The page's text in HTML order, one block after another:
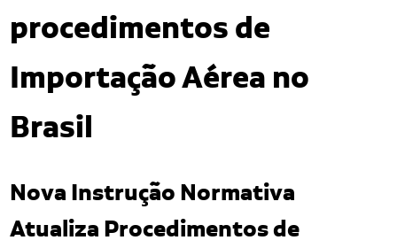
procedimentos de
Importação Aérea no
Brasil
Nova Instrução Normativa
Atualiza Procedimentos de